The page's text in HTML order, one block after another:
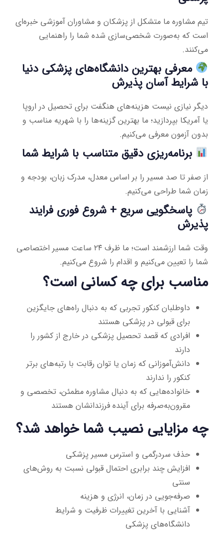
تیم مشاوره ما متشکل از پزشکان و مشاوران آموزشی خبره‌ای
است که به‌صورت شخصی‌سازی شده شما را راهنمایی
می‌کنند.
معرفی بهترین دانشگاه‌های پزشکی دنیا
با شرایط آسان پذیرش
دیگر نیازی نیست هزینه‌های هنگفت برای تحصیل در اروپا
یا آمریکا بپردازید؛ ما بهترین گزینه‌ها را با شهریه مناسب و
بدون آزمون معرفی می‌کنیم.
برنامه‌ریزی دقیق متناسب با شرایط شما
از صفر تا صد مسیر را بر اساس معدل، مدرک زبان، بودجه و
زمان شما طراحی می‌کنیم.
پاسخگویی سریع + شروع فوری فرایند
پذیرش
وقت شما ارزشمند است؛ ما ظرف ۲۴ ساعت مسیر اختصاصی
شما را تعیین می‌کنیم و اقدام را شروع می‌کنیم.
مناسب برای چه کسانی است؟
داوطلبان کنکور تجربی که به دنبال راه‌های جایگزین
برای قبولی در پزشکی هستند
افرادی که قصد تحصیل پزشکی در خارج از کشور را
دارند
دانش‌آموزانی که زمان یا توان رقابت با رتبه‌های برتر
کنکور را ندارند
خانواده‌هایی که به دنبال مشاوره مطمئن، تخصصی و
مقرون‌به‌صرفه برای آینده فرزندانشان هستند
چه مزایایی نصیب شما خواهد شد؟
حذف سردرگمی و استرس مسیر پزشکی
افزایش چند برابری احتمال قبولی نسبت به روش‌های
سنتی
صرفه‌جویی در زمان، انرژی و هزینه
آشنایی با آخرین تغییرات ظرفیت و شرایط
دانشگاه‌های پزشکی